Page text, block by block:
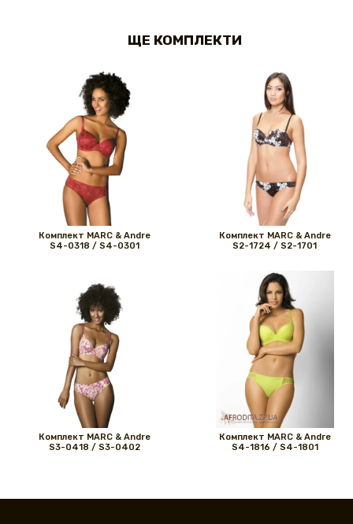
ЩЕ КОМПЛЕКТИ
Комплект MARС & Andre
S4-0318 / S4-0301
Комплект MARС & Andre
S2-1724 / S2-1701
Комплект MARС & Andre
S3-0418 / S3-0402
Комплект MARС & Andre
S4-1816 / S4-1801